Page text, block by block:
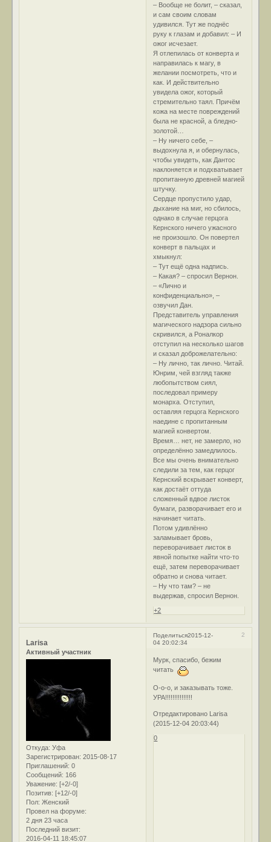
– Вообще не болит, – сказал,
и сам своим словам
удивился. Тут же поднёс
руку к глазам и добавил: – И
ожог исчезает.
Я отлепилась от конверта и
направилась к магу, в
желании посмотреть, что и
как. И действительно
увидела ожог, который
стремительно таял. Причём
кожа на месте повреждений
была не красной, а бледно-
золотой…
– Ну ничего себе, –
выдохнула я, и обернулась,
чтобы увидеть, как Дантос
наклоняется и подхватывает
пропитанную древней магией
штучку.
Сердце пропустило удар,
дыхание на миг, но сбилось,
однако в случае герцога
Кернского ничего ужасного
не произошло. Он повертел
конверт в пальцах и
хмыкнул:
– Тут ещё одна надпись.
– Какая? – спросил Вернон.
– «Лично и
конфиденциально», –
озвучил Дан.
Представитель управления
магического надзора сильно
скривился, а Роналкор
отступил на несколько шагов
и сказал доброжелательно:
– Ну лично, так лично. Читай.
Юнрим, чей взгляд также
любопытством сиял,
последовал примеру
монарха. Отступил,
оставляя герцога Кернского
наедине с пропитанным
магией конвертом.
Время… нет, не замерло, но
определённо замедлилось.
Все мы очень внимательно
следили за тем, как герцог
Кернский вскрывает конверт,
как достаёт оттуда
сложенный вдвое листок
бумаги, разворачивает его и
начинает читать.
Потом удивлённо
заламывает бровь,
переворачивает листок в
явной попытке найти что-то
ещё, затем переворачивает
обратно и снова читает.
– Ну что там? – не
выдержав, спросил Вернон.
+2
Поделиться 2
2015-12-
04 20:02:34
Larisa
Активный участник
Откуда: Уфа
Зарегистрирован: 2015-08-17
Приглашений: 0
Сообщений: 166
Уважение: [+2/-0]
Позитив: [+12/-0]
Пол: Женский
Провел на форуме:
2 дня 23 часа
Последний визит:
2016-04-11 18:45:07
Мурк, спасибо, бежим
читать
О-о-о, и заказывать тоже.
УРА!!!!!!!!!!!!!!!
Отредактировано Larisa
(2015-12-04 20:03:44)
0